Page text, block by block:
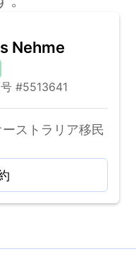
Nehme
#5513641
ストラリア移民